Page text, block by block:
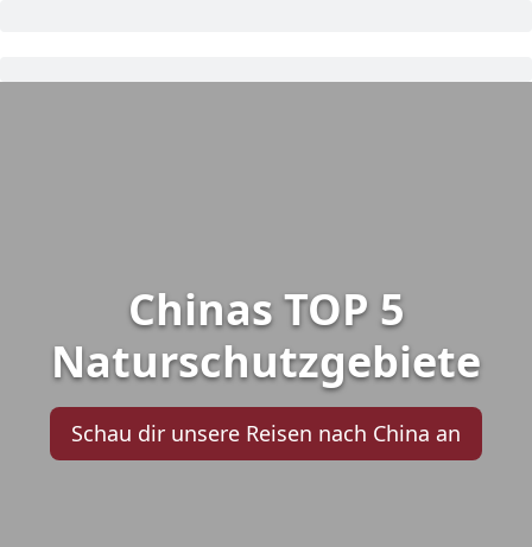
Chinas TOP 5
Naturschutzgebiete
Schau dir unsere Reisen nach China an